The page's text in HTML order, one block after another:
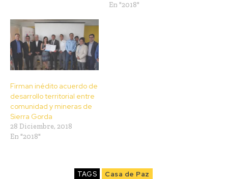
En "2018"
Firman inédito acuerdo de
desarrollo territorial entre
comunidad y mineras de
Sierra Gorda
28 Diciembre, 2018
En "2018"
TAGS Casa de Paz